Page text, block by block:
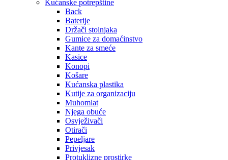
Kućanske potrepštine
Back
Baterije
Držači stolnjaka
Gumice za domaćinstvo
Kante za smeće
Kasice
Konopi
Košare
Kućanska plastika
Kutije za organizaciju
Muhomlat
Njega obuće
Osvježivači
Otirači
Pepeljare
Privjesak
Protuklizne prostirke